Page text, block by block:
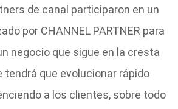
de canal participaron en un
por CHANNEL PARTNER para
negocio que sigue en la cresta
tendrá que evolucionar rápido
a los clientes, sobre todo